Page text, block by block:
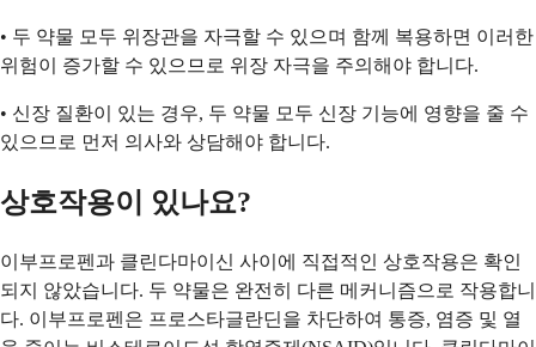
• 두 약물 모두 위장관을 자극할 수 있으며 함께 복용하면 이러한
위험이 증가할 수 있으므로 위장 자극을 주의해야 합니다.
• 신장 질환이 있는 경우, 두 약물 모두 신장 기능에 영향을 줄 수
있으므로 먼저 의사와 상담해야 합니다.
상호작용이 있나요?
이부프로펜과 클린다마이신 사이에 직접적인 상호작용은 확인
되지 않았습니다. 두 약물은 완전히 다른 메커니즘으로 작용합니
다. 이부프로펜은 프로스타글란딘을 차단하여 통증, 염증 및 열